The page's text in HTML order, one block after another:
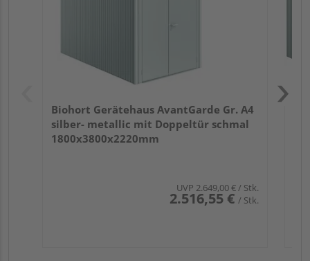
Biohort Gerätehaus AvantGarde Gr. A4
silber- metallic mit Doppeltür schmal
1800x3800x2220mm
UVP 2.649,00 €/ Stk.
2.516,55 € / Stk.